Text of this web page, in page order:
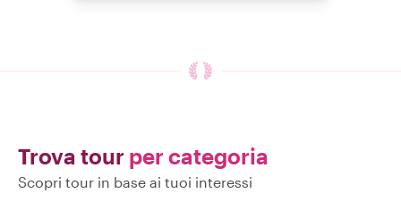
Trova tour per categoria
Scopri tour in base ai tuoi interessi